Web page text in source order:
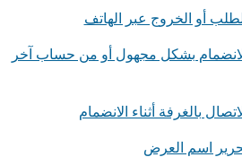
أو الخروج عبر الهاتف
بشكل مجهول أو من حساب آخر
بالغرفة أثناء الانضمام
اسم العرض